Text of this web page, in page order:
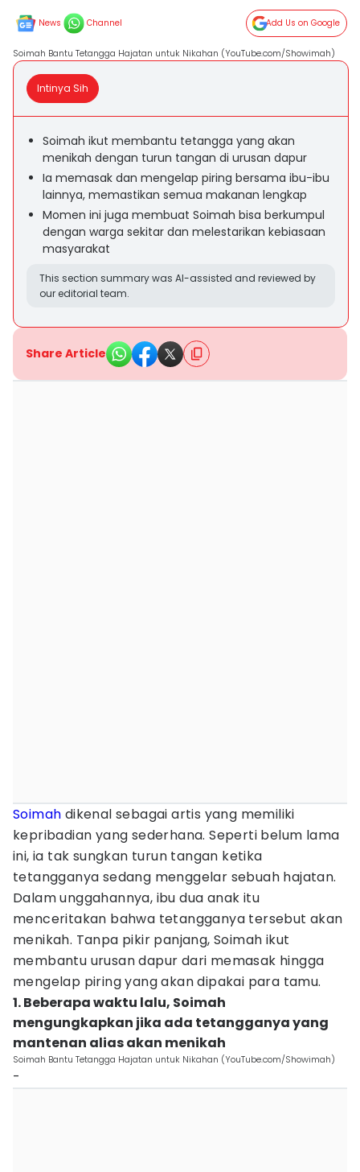
News Channel Add Us on Google
Soimah Bantu Tetangga Hajatan untuk Nikahan (YouTube.com/Showimah)
Intinya Sih
Soimah ikut membantu tetangga yang akan
menikah dengan turun tangan di urusan dapur
Ia memasak dan mengelap piring bersama ibu-ibu
lainnya, memastikan semua makanan lengkap
Momen ini juga membuat Soimah bisa berkumpul
dengan warga sekitar dan melestarikan kebiasaan
masyarakat
This section summary was AI-assisted and reviewed by
our editorial team.
Share Article
Soimah dikenal sebagai artis yang memiliki
kepribadian yang sederhana. Seperti belum lama
ini, ia tak sungkan turun tangan ketika
tetangganya sedang menggelar sebuah hajatan.
Dalam unggahannya, ibu dua anak itu
menceritakan bahwa tetangganya tersebut akan
menikah. Tanpa pikir panjang, Soimah ikut
membantu urusan dapur dari memasak hingga
mengelap piring yang akan dipakai para tamu.
1. Beberapa waktu lalu, Soimah
mengungkapkan jika ada tetangganya yang
mantenan alias akan menikah
Soimah Bantu Tetangga Hajatan untuk Nikahan (YouTube.com/Showimah)
-